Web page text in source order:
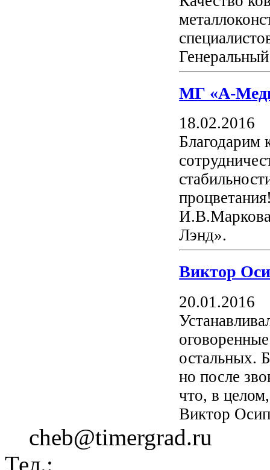
МГ «А-
18.02.2016
Лэнд».
Виктор
20.01.2016
остальных.
но после
что, в
Виктор
cheb@timergrad.ru
Тел.: